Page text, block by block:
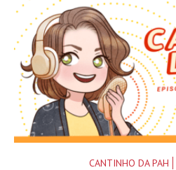
CANTINHO DA PAH